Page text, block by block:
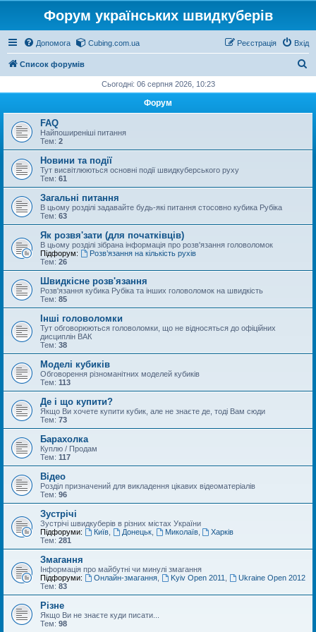
Форум українських швидкуберів
Допомога Cubing.com.ua Вхід
Реєстрація
Список форумів
у
Сьогодні: 06 серпня 2026, 10:23
Форум
FAQ
Найпоширеніші питання
Тем: 2
Новини та події
Тут висвітлюються основні події швидкуберського руху
Тем: 61
Загальні питання
В цьому розділі задавайте будь-які питання стосовно кубика Рубіка
Тем: 63
Як розвя'зати (для початківців)
В цьому розділі зібрана інформація про розв'язання головоломок
Підфорум:
Розв’язання на кількість рухів
Тем: 26
Швидкісне розв'язання
Розв'язання кубика Рубіка та інших головоломок на швидкість
Тем: 85
Інші головоломки
Тут обговорюються головоломки, що не відносяться до офіційних
дисциплін ВАК
Тем: 38
Моделі кубиків
Обговорення різноманітних моделей кубиків
Тем: 113
Де і що купити?
Якщо Ви хочете купити кубик, але не знаєте де, тоді Вам сюди
Тем: 73
Барахолка
Куплю / Продам
Тем: 117
Відео
Розділ призначений для викладення цікавих відеоматеріалів
Тем: 96
Зустрічі
Зустрічі швидкуберів в різних містах України
Підфоруми:
Київ, Донецьк, Миколаїв,
Харків
Тем: 281
Змагання
Інформація про майбутні чи минулі змагання
Підфоруми:
Онлайн-змагання, Kyiv Open 2011
Ukraine Open 2012
Тем: 83
Різне
Якщо Ви не знаєте куди писати...
Тем: 98